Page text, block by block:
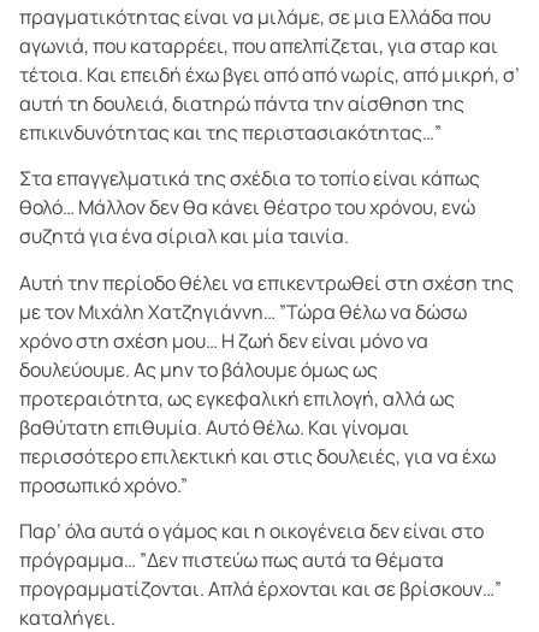
πραγματικότητας είναι να μιλάμε, σε μια Ελλάδα που
αγωνιά, που καταρρέει, που απελπίζεται, για σταρ και
τέτοια. Και επειδή έχω βγει από από νωρίς, από μικρή, σ’
αυτή τη δουλειά, διατηρώ πάντα την αίσθηση της
επικινδυνότητας και της περιστασιακότητας…”
Στα επαγγελματικά της σχέδια το τοπίο είναι κάπως
θολό… Μάλλον δεν θα κάνει θέατρο του χρόνου, ενώ
συζητά για ένα σίριαλ και μία ταινία.
Αυτή την περίοδο θέλει να επικεντρωθεί στη σχέση της
με τον Μιχάλη Χατζηγιάννη… ”Τώρα θέλω να δώσω
χρόνο στη σχέση μου… Η ζωή δεν είναι μόνο να
δουλεύουμε. Ας μην το βάλουμε όμως ως
προτεραιότητα, ως εγκεφαλική επιλογή, αλλά ως
βαθύτατη επιθυμία. Αυτό θέλω. Και γίνομαι
περισσότερο επιλεκτική και στις δουλειές, για να έχω
προσωπικό χρόνο.”
Παρ’ όλα αυτά ο γάμος και η οικογένεια δεν είναι στο
πρόγραμμα… ”Δεν πιστεύω πως αυτά τα θέματα
προγραμματίζονται. Απλά έρχονται και σε βρίσκουν…”
καταλήγει.